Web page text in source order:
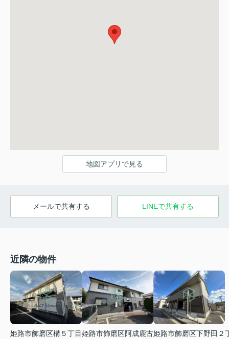
地図アプリで見る
メールで共有する LINEで共有する
近隣の物件
姫路市飾磨区構５丁目姫路市飾磨区阿成鹿古姫路市飾磨区下野田２